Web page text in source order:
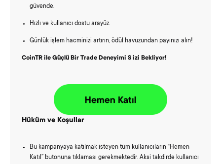
güvende.
Hızlı ve kullanıcı dostu arayüz.
Günlük işlem hacminizi artırın, ödül havuzundan payınızı alın!
CoinTR ile Güçlü Bir Trade Deneyimi S izi Bekliyor!
Hüküm ve Koşullar
Bu kampanyaya katılmak isteyen tüm kullanıcıların “Hemen
Katıl” butonuna tıklaması gerekmektedir. Aksi takdirde kullanıcı